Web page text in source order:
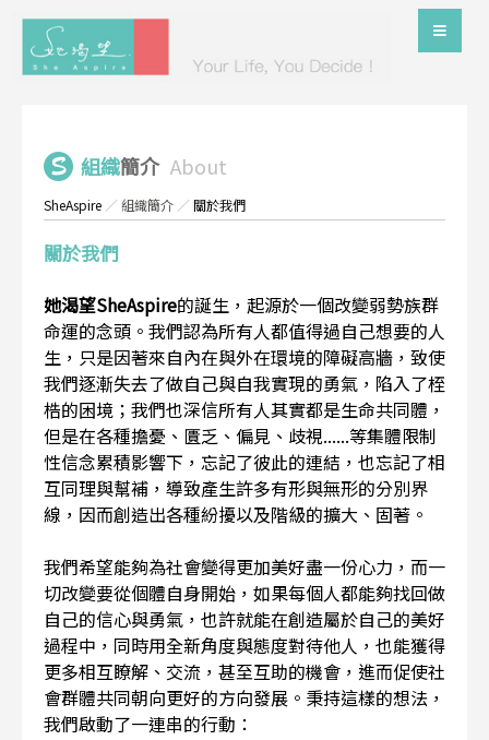
組織簡介 About
SheAspire ／組織簡介 ／關於我們
關於我們
她渴望SheAspire的誕生，起源於一個改變弱勢族群
命運的念頭。我們認為所有人都值得過自己想要的人
生，只是因著來自內在與外在環境的障礙高牆，致使
我們逐漸失去了做自己與自我實現的勇氣，陷入了桎
梏的困境；我們也深信所有人其實都是生命共同體，
但是在各種擔憂、匱乏、偏見、歧視......等集體限制
性信念累積影響下，忘記了彼此的連結，也忘記了相
互同理與幫補，導致產生許多有形與無形的分別界
線，因而創造出各種紛擾以及階級的擴大、固著。
我們希望能夠為社會變得更加美好盡一份心力，而一
切改變要從個體自身開始，如果每個人都能夠找回做
自己的信心與勇氣，也許就能在創造屬於自己的美好
過程中，同時用全新角度與態度對待他人，也能獲得
更多相互瞭解、交流，甚至互助的機會，進而促使社
會群體共同朝向更好的方向發展。秉持這樣的想法，
我們啟動了一連串的行動：